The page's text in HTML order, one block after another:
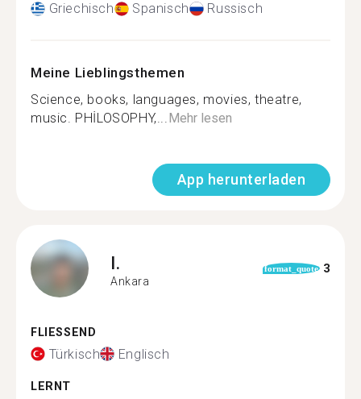
Griechisch Spanisch Russisch
Meine Lieblingsthemen
Science, books, languages, movies, theatre,
music. PHİLOSOPHY,...Mehr lesen
App herunterladen
I.
Ankara
format_quote 3
FLIESSEND
Türkisch Englisch
LERNT